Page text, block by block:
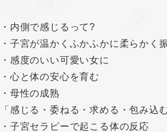
・内側で感じるって?
・子宮が温かくふかふかに柔らかく
・感度のいい可愛い女に
・心と体の安心を育む
・母性の成熟
「感じる・委ねる・求める・包み込
・子宮セラピーで起こる体の反応